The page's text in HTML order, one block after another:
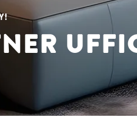
Scoprire